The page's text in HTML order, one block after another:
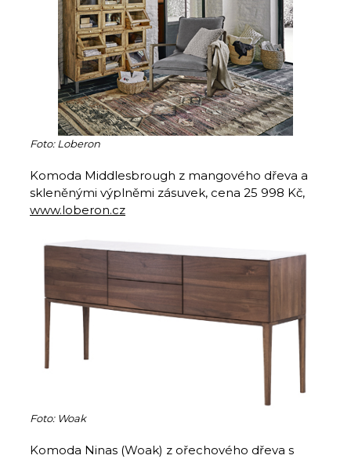
Foto: Loberon
Komoda Middlesbrough z mangového dřeva a
skleněnými výplněmi zásuvek, cena 25 998 Kč,
www.loberon.cz
Foto: Woak
Komoda Ninas (Woak) z ořechového dřeva s